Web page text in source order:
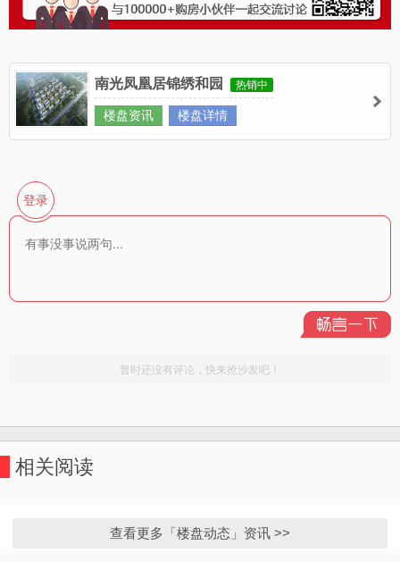
相关阅读
查看更多「楼盘动态」资讯 >>